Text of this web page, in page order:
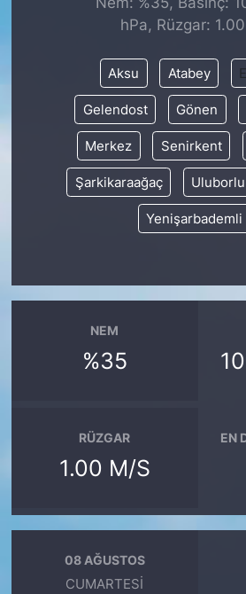
hPa, Rüzgar:
Aksu Atabey
Gelendost Gönen
Merkez Senirkent
Şarkikaraağaç Uluborlu
Yenişarbademli
NEM
%35
RÜZGAR
1.00 M/S
EN
08 AĞUSTOS
CUMARTESI
KONGRE TAKVİMİ
RÖPORTAJLAR
BİYOGRAFİLER